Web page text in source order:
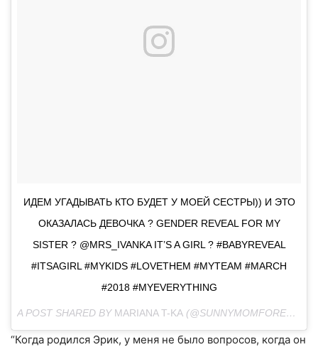
ИДЕМ УГАДЫВАТЬ КТО БУДЕТ У МОЕЙ СЕСТРЫ)) И ЭТО
ОКАЗАЛАСЬ ДЕВОЧКА ? GENDER REVEAL FOR MY
SISTER ? @MRS_IVANKA IT’S A GIRL ? #BABYREVEAL
#ITSAGIRL #MYKIDS #LOVETHEM #MYTEAM #MARCH
#2018 #MYEVERYTHING
A POST SHARED BY MARIANA T-KA (@SUNNYMOMFOREVER) ON
“Когда родился Эрик, у меня не было вопросов, когда он